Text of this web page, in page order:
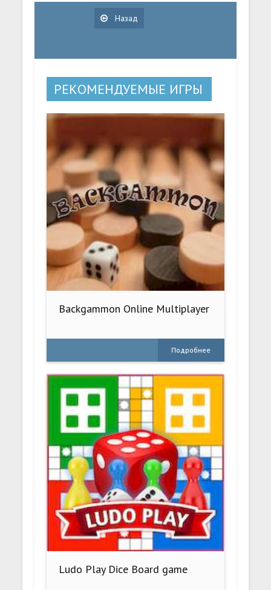
Назад
РЕКОМЕНДУЕМЫЕ ИГРЫ
Backgammon Online Multiplayer
Подробнее
Ludo Play Dice Board game